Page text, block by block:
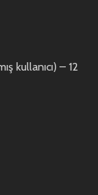
kullanıcı) – 12